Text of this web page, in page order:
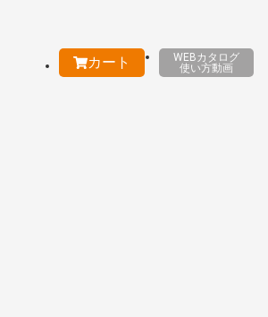
カート
WEBカタログ
使い方動画